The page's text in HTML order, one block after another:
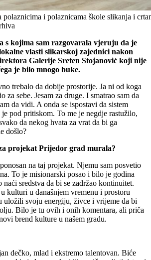
polaznicima i polaznicama škole slikanja i
s kojima sam razgovarala vjeruju da je
vlasti slikarskoj zajednici nakon
Galerije Sreten Stojanović koji nije
je bilo mnogo buke.
trebalo da dobije prostorije. Ja ni od koga
za sebe. Jesam za druge. I smatrao sam da
da vidi. A onda se ispostavi da sistem
pod pritiskom. To me je negdje rastužilo,
da nekog hvata za vrat da bi ga
došlo?
projekat Prijedor grad murala?
na taj projekat. Njemu sam posvetio
To je misionarski posao i bilo je godina
sredstva da bi se zadržao kontinuitet.
kulturi u današnjem vremenu i prostoru
uložili svoju energiju, živce i vrijeme da bi
Bilo je tu ovih i onih komentara, ali priča
brend kulture u našem gradu.
dečko, mlad i ekstremo talentovan. Biće